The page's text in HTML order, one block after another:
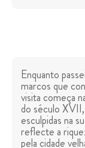
Enquanto
marcos que
visita começa
do século
esculpidas na
reflecte a
pela cidade